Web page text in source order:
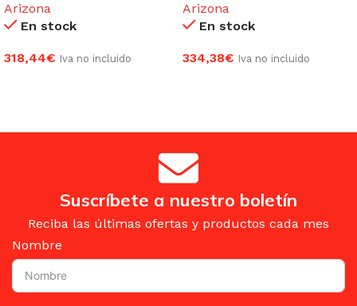
Arizona
En stock
318,44€ Iva no incluido
Arizona
En stock
334,38€ Iva no incluido
Suscríbete a nuestro boletín
Reciba las últimas ofertas y productos cada mes
Nombre